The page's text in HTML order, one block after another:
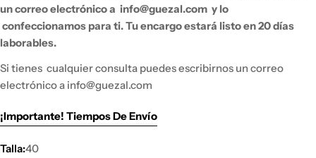
un correo electrónico a info@guezal.com y lo
confeccionamos para ti.Tu encargo estará listo en 20 días
laborables.
Si tienes cualquier consulta puedes escribirnos un correo
electrónico a info@guezal.com
¡Importante! Tiempos De Envío
Talla:40